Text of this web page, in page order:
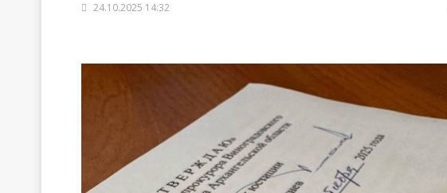
24.10.2025 14:32